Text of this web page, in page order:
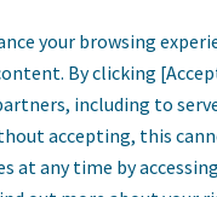
your browsing
By clicking
including to
accepting, this
at any time by